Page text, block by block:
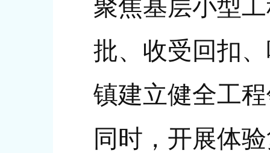
聚焦基层小型
批、收受回扣
镇建立健全工
同时，开展体